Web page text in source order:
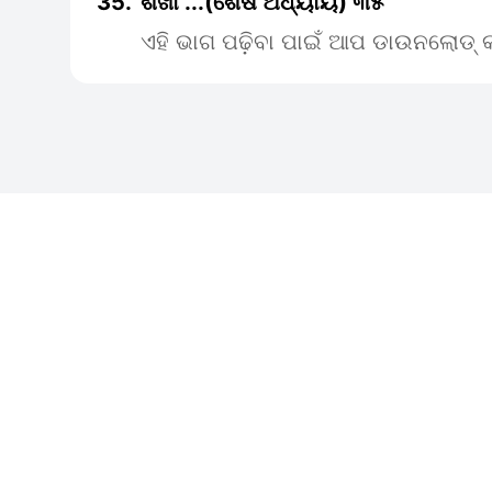
ଏହି ଭାଗ ପଢ଼ିବା ପାଇଁ ଆପ ଡାଉନଲୋଡ୍